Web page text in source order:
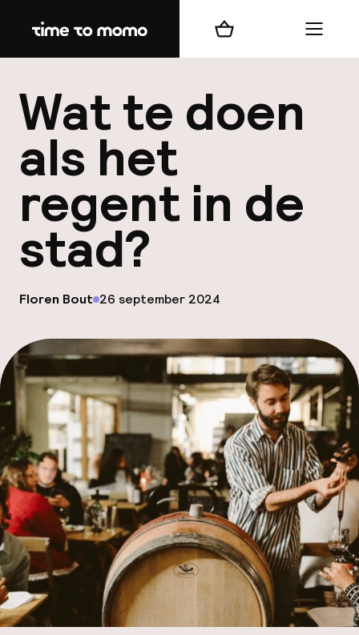
Home Winkelmand Menu
Wat te doen
als het
regent in de
stad?
Gepubliceerd door
Floren Bout op
26 september 2024